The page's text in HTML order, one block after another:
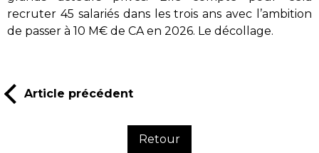
recruter 45 salariés dans les trois ans avec l’ambition
de passer à 10 M€ de CA en 2026. Le décollage.
Article précédent
Retour